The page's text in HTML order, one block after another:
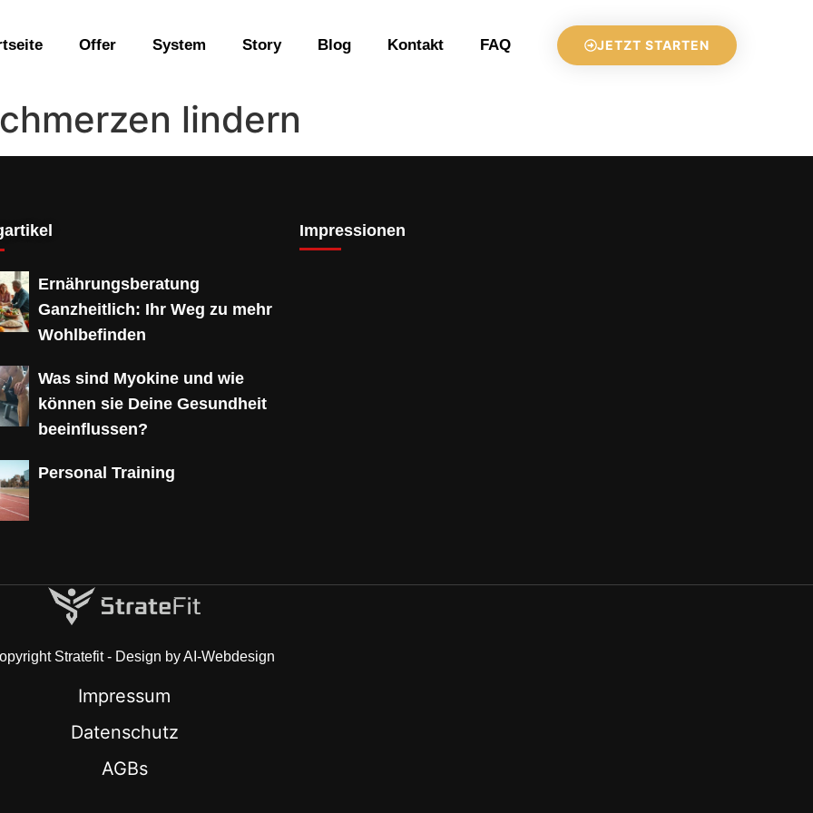
Offer System Story Blog Kontakt FAQ JETZT STARTEN
lindern
Ernährungsberatung
Ganzheitlich: Ihr Weg zu mehr
Wohlbefinden
Was sind Myokine und wie
können sie Deine Gesundheit
beeinflussen?
Personal Training
Impressionen
Stratefit - Design by AI-Webdesign
Impressum
Datenschutz
AGBs